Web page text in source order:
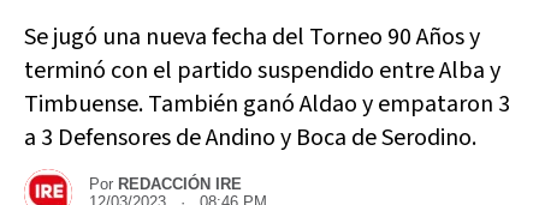
Se jugó una nueva fecha del Torneo 90 Años y
terminó con el partido suspendido entre Alba y
Timbuense. También ganó Aldao y empataron 3
a 3 Defensores de Andino y Boca de Serodino.
Por REDACCIÓN IRE